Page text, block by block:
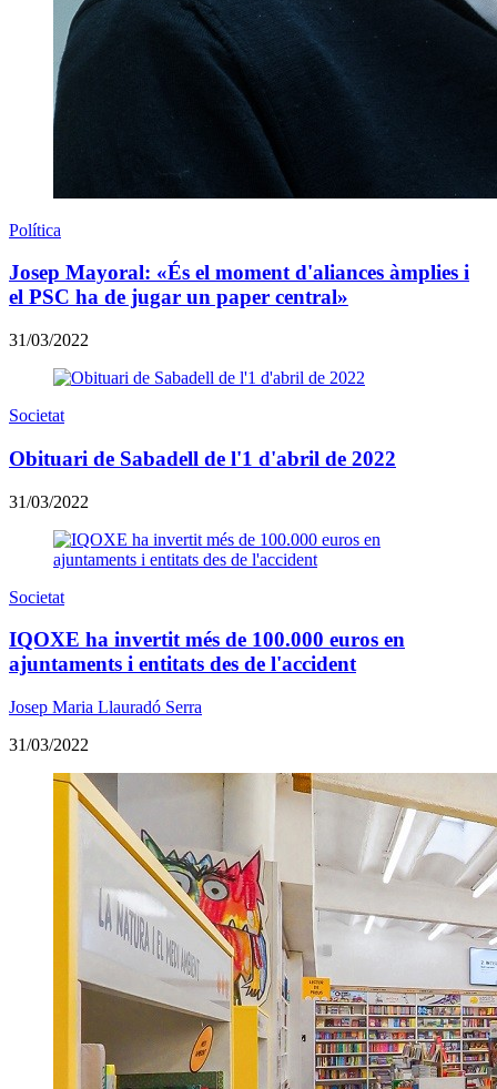
Política
Josep Mayoral: «És el moment d'aliances àmplies i
el PSC ha de jugar un paper central»
31/03/2022
Societat
Obituari de Sabadell de l'1 d'abril de 2022
31/03/2022
Societat
IQOXE ha invertit més de 100.000 euros en
ajuntaments i entitats des de l'accident
Josep Maria Llauradó Serra
31/03/2022